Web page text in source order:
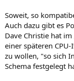
Soweit, so
Auch dazu gibt es
Dave Christie hat
einer späteren
zu wollen, "so sich
Schema festgelegt